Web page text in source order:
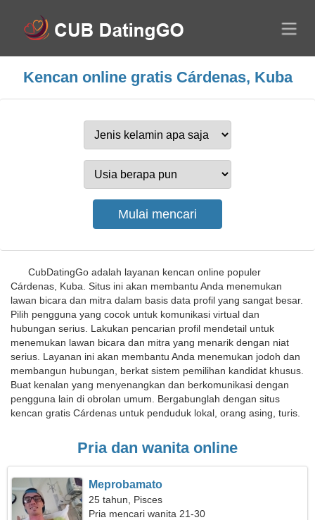
Kencan online gratis Cárdenas, Kuba
CubDatingGo adalah layanan kencan online populer
Cárdenas, Kuba. Situs ini akan membantu Anda menemukan
lawan bicara dan mitra dalam basis data profil yang sangat besar.
Pilih pengguna yang cocok untuk komunikasi virtual dan
hubungan serius. Lakukan pencarian profil mendetail untuk
menemukan lawan bicara dan mitra yang menarik dengan niat
serius. Layanan ini akan membantu Anda menemukan jodoh dan
membangun hubungan, berkat sistem pemilihan kandidat khusus.
Buat kenalan yang menyenangkan dan berkomunikasi dengan
pengguna lain di obrolan umum. Bergabunglah dengan situs
kencan gratis Cárdenas untuk penduduk lokal, orang asing, turis.
Pria dan wanita online
Meprobamato
25 tahun, Pisces
Pria mencari wanita 21-30